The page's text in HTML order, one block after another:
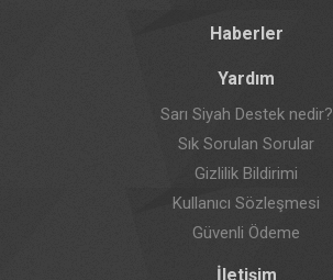
Haberler
Yardım
Sarı Siyah Destek nedir?
Sık Sorulan Sorular
Gizlilik Bildirimi
Kullanıcı Sözleşmesi
Güvenli Ödeme
İletişim